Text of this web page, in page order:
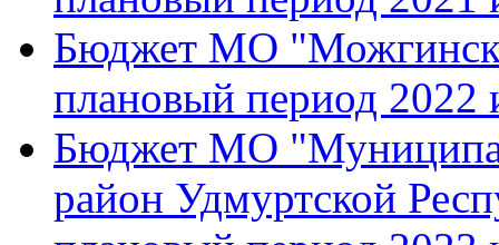
Бюджет МО
плановый период 2022
Бюджет МО
район Удмуртской